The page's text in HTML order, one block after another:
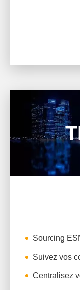
Sourcing
Suivez vos
Centralisez